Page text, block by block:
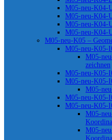
M05-neu-K04-
M05-neu-K04-
M05-neu-K04-
M05-neu-K04-
M05-neu-K05 –
M05-neu-K05-
M05-
zeichnen
M05-neu-K05-
M05-neu-K05-
M05-
M05-neu-K05-
M05-neu-K05-
M05-
M05-